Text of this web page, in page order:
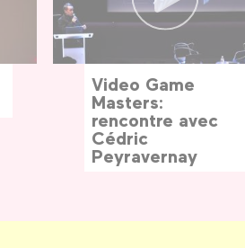
Video Game
Masters:
rencontre avec
Cédric
Peyravernay